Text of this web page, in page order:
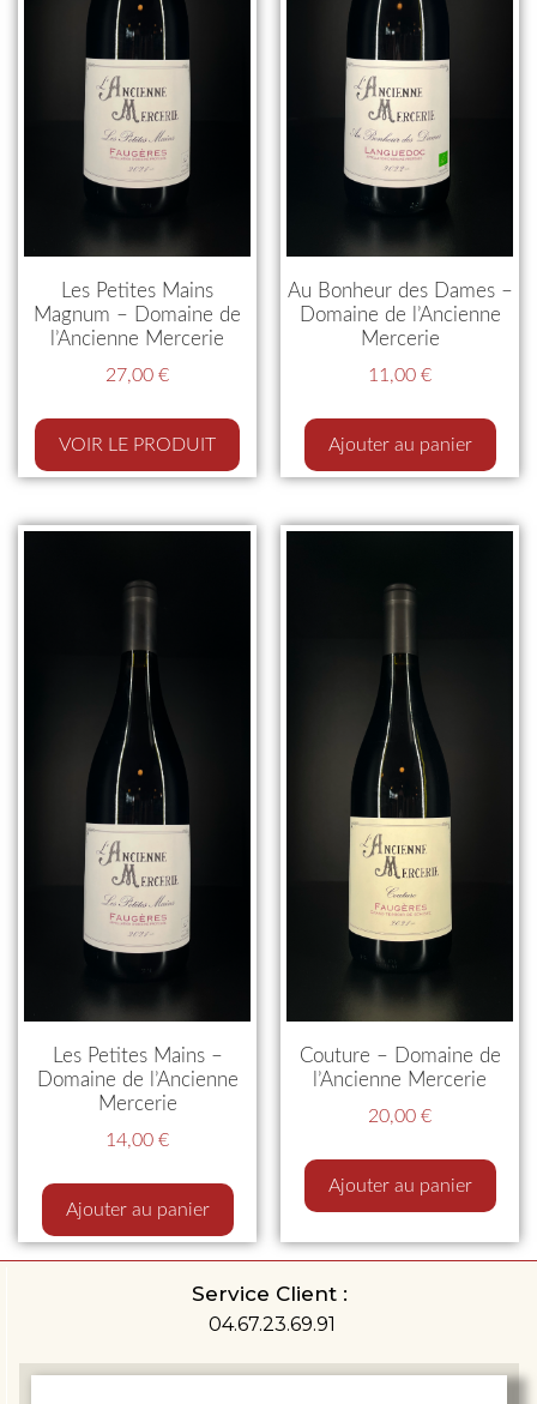
Les Petites Mains
Magnum – Domaine de
l’Ancienne Mercerie
27,00 €
VOIR LE PRODUIT
Au Bonheur des Dames –
Domaine de l’Ancienne
Mercerie
11,00 €
Ajouter au panier
Les Petites Mains –
Domaine de l’Ancienne
Mercerie
14,00 €
Ajouter au panier
Couture – Domaine de
l’Ancienne Mercerie
20,00 €
Ajouter au panier
Service Client :
04.67.23.69.91